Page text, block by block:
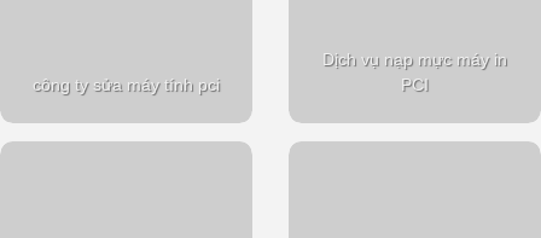
công ty sửa máy tính pci
Dịch vụ nạp mực máy in
PCI